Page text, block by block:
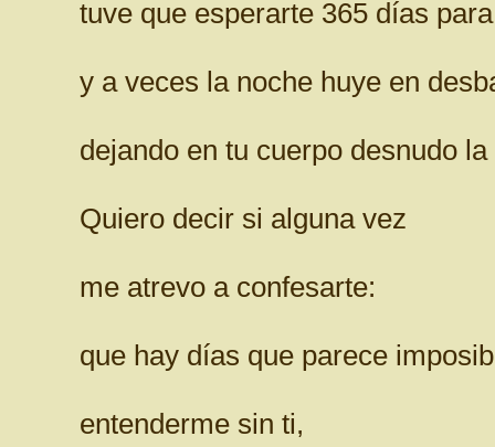
tuve que esperarte 365 días
y a veces la noche huye en
dejando en tu cuerpo desnudo
Quiero decir si alguna vez
me atrevo a confesarte:
que hay días que parece
entenderme sin ti,